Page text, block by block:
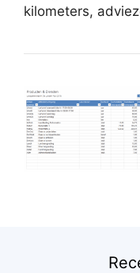
kilometers,